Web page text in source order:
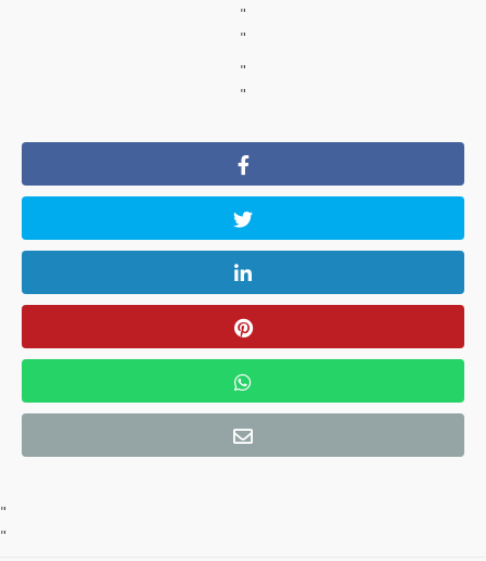
"
"
"
"
"
"